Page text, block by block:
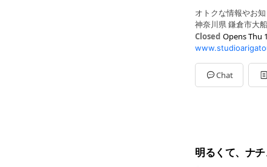
オトクな情報やお
神奈川県 鎌倉市大
Closed Opens Thu
Sun10:00 - 18:30
Mon10:00 - 18:30
Tue10:00 - 18:30
WedClosed
Chat
明るくて、ナチ